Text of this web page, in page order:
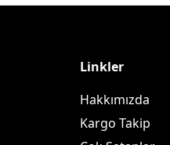
Linkler
Hakkımızda
Kargo Takip